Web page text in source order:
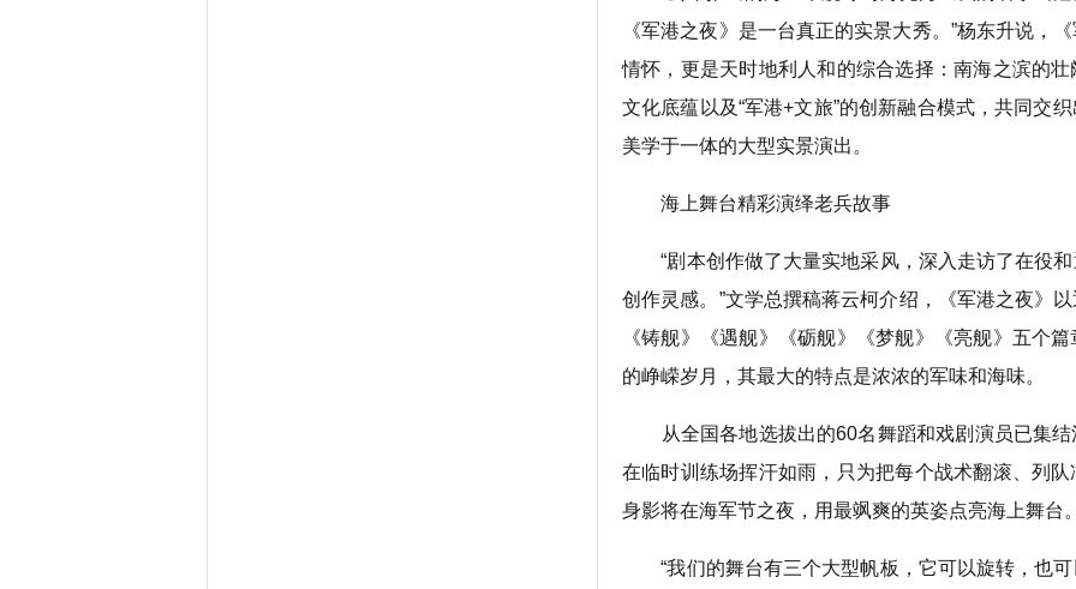
《军港之夜》是一台真正的实景大秀。”杨东升说，
情怀，更是天时地利人和的综合选择：南海之滨的
文化底蕴以及“军港+文旅”的创新融合模式，共同交
美学于一体的大型实景演出。
海上舞台精彩演绎老兵故事
“剧本创作做了大量实地采风，深入走访了在役
创作灵感。”文学总撰稿蒋云柯介绍，《军港之夜》
《铸舰》《遇舰》《砺舰》《梦舰》《亮舰》五个
的峥嵘岁月，其最大的特点是浓浓的军味和海味。
从全国各地选拔出的60名舞蹈和戏剧演员已集
在临时训练场挥汗如雨，只为把每个战术翻滚、列
身影将在海军节之夜，用最飒爽的英姿点亮海上舞台
“我们的舞台有三个大型帆板，它可以旋转，也